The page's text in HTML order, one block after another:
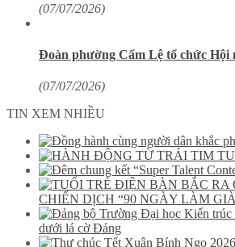
(07/07/2026)
Đoàn phường Cẩm Lệ tổ chức Hội
(07/07/2026)
TIN XEM NHIỀU
CHIẾN DỊCH “90 NGÀY LÀM
dưới lá cờ Đảng